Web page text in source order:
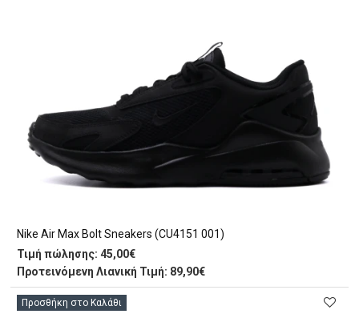
Nike Air Max Bolt Sneakers (CU4151 001)
Τιμή πώλησης: 45,00€
Προτεινόμενη Λιανική Τιμή: 89,90€
Προσθήκη στο Καλάθι